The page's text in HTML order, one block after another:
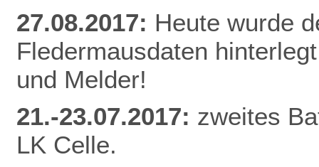
27.08.2017: Heute wurde
Fledermausdaten
und Melder!
21.-23.07.2017: zweites
LK Celle.